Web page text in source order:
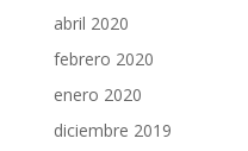
abril 2020
febrero 2020
enero 2020
diciembre 2019